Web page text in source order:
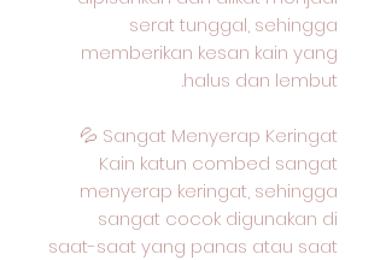
serat tunggal, sehingga
memberikan kesan kain yang
halus dan lembut.
Sangat Menyerap Keringat 💦
Kain katun combed sangat
menyerap keringat, sehingga
sangat cocok digunakan di
saat-saat yang panas atau saat